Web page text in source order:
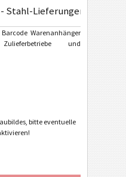
Stahl-Lieferungen
Barcode Warenanhänger
und
bitte eventuelle